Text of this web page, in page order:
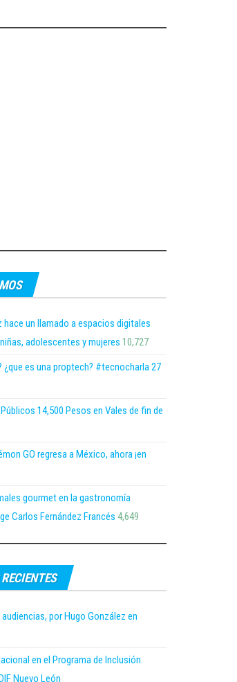
hace un llamado a espacios digitales
adolescentes y mujeres 10,727
¿que es una proptech? #tecnocharla 27
14,500 Pesos en Vales de fin de
GO regresa a México, ahora ¡en
gourmet en la gastronomía
Carlos Fernández Francés 4,649
por Hugo González en
en el Programa de Inclusión
Nuevo León